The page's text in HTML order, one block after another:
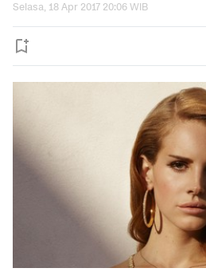
Selasa, 18 Apr 2017 20:06 WIB